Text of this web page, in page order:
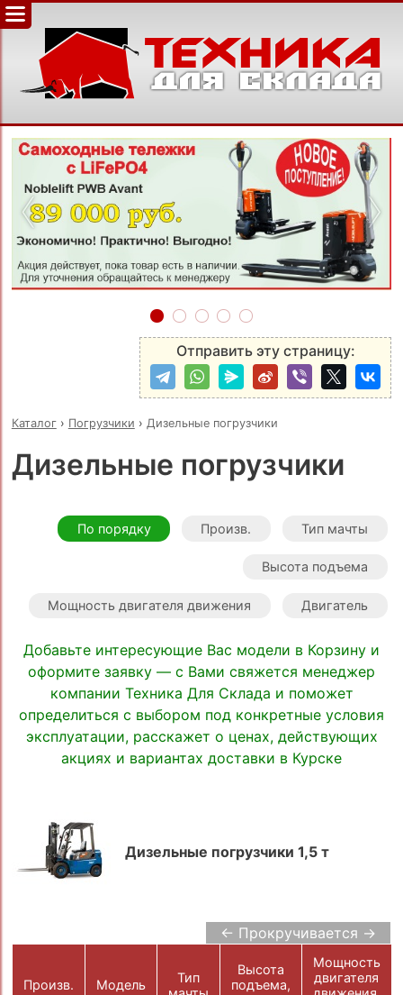
‹ ›
Отправить эту страницу:
Каталог› Погрузчики › Дизельные погрузчики
Дизельные погрузчики
По порядку Произв. Тип мачты
Высота подъема
Мощность двигателя движения Двигатель
Добавьте интересующие Вас модели в Корзину и
оформите заявку — с Вами свяжется менеджер
компании Техника Для Склада и поможет
определиться с выбором под конкретные условия
эксплуатации, расскажет о ценах, действующих
акциях и вариантах доставки в Курске
Дизельные погрузчики 1,5 т
← Прокручивается →
Произв. Модель
Тип
Высота
подъема,
Мощность
двигателя